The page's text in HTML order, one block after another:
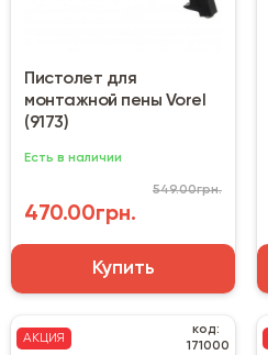
Пистолет для
монтажной пены Vorel
(9173)
Есть в наличии
470.00грн.
549.00грн.
Купить
АКЦИЯ
код:
171000